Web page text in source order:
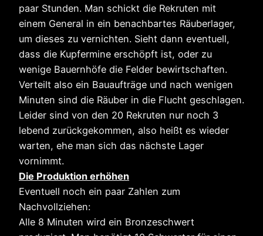
paar Stunden. Man schickt die Rekruten mit
einem General in ein benachbartes Räuberlager,
um dieses zu vernichten. Sieht dann eventuell,
dass die Kupfermine erschöpft ist, oder zu
wenige Bauernhöfe die Felder bewirtschaften.
Verteilt also ein Bauaufträge und nach wenigen
Minuten sind die Räuber in die Flucht geschlagen.
Leider sind von den 20 Rekruten nur noch 3
lebend zurückgekommen, also heißt es wieder
warten, ehe man sich das nächste Lager
vornimmt.
Die Produktion erhöhen
Eventuell noch ein paar Zahlen zum
Nachvollziehen:
Alle 8 Minuten wird ein Bronzeschwert